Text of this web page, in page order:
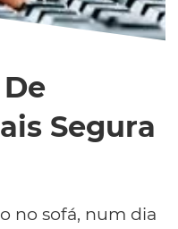
Segura
no sofá, num dia